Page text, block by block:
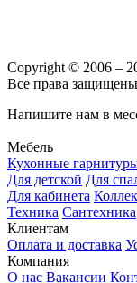
Copyright © 2006
Все права
Напишите нам в
Мебель
Кухонные
Для детской Для
Для кабинета
Техника Сантехника
Клиентам
Оплата и доставка
Компания
О нас Вакансии